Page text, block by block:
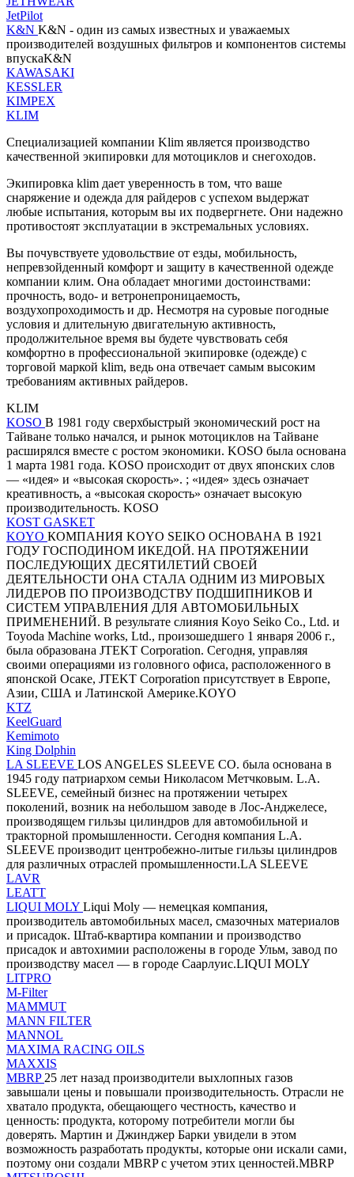
JetPilot
K&N K&N - один из самых известных и уважаемых
производителей воздушных фильтров и компонентов системы
впускаK&N
KAWASAKI
KESSLER
KIMPEX
KLIM
Специализацией компании Klim является производство
качественной экипировки для мотоциклов и снегоходов.
Экипировка klim дает уверенность в том, что ваше
снаряжение и одежда для райдеров с успехом выдержат
любые испытания, которым вы их подвергнете. Они надежно
противостоят эксплуатации в экстремальных условиях.
Вы почувствуете удовольствие от езды, мобильность,
непревзойденный комфорт и защиту в качественной одежде
компании клим. Она обладает многими достоинствами:
прочность, водо- и ветронепроницаемость,
воздухопроходимость и др. Несмотря на суровые погодные
условия и длительную двигательную активность,
продолжительное время вы будете чувствовать себя
комфортно в профессиональной экипировке (одежде) с
торговой маркой klim, ведь она отвечает самым высоким
требованиям активных райдеров.
KLIM
KOSO В 1981 году сверхбыстрый экономический рост на
Тайване только начался, и рынок мотоциклов на Тайване
расширялся вместе с ростом экономики. KOSO была основана
1 марта 1981 года. KOSO происходит от двух японских слов
— «идея» и «высокая скорость». ; «идея» здесь означает
креативность, а «высокая скорость» означает высокую
производительность. KOSO
KOST GASKET
KOYO КОМПАНИЯ KOYO SEIKO ОСНОВАНА В 1921
ГОДУ ГОСПОДИНОМ ИКЕДОЙ. НА ПРОТЯЖЕНИИ
ПОСЛЕДУЮЩИХ ДЕСЯТИЛЕТИЙ СВОЕЙ
ДЕЯТЕЛЬНОСТИ ОНА СТАЛА ОДНИМ ИЗ МИРОВЫХ
ЛИДЕРОВ ПО ПРОИЗВОДСТВУ ПОДШИПНИКОВ И
СИСТЕМ УПРАВЛЕНИЯ ДЛЯ АВТОМОБИЛЬНЫХ
ПРИМЕНЕНИЙ. В результате слияния Koyo Seiko Co., Ltd. и
Toyoda Machine works, Ltd., произошедшего 1 января 2006 г.,
была образована JTEKT Corporation. Сегодня, управляя
своими операциями из головного офиса, расположенного в
японской Осаке, JTEKT Corporation присутствует в Европе,
Азии, США и Латинской Америке.KOYO
KTZ
KeelGuard
Kemimoto
King Dolphin
LA SLEEVE LOS ANGELES SLEEVE CO. была основана в
1945 году патриархом семьи Николасом Метчковым. L.A.
SLEEVE, семейный бизнес на протяжении четырех
поколений, возник на небольшом заводе в Лос-Анджелесе,
производящем гильзы цилиндров для автомобильной и
тракторной промышленности. Сегодня компания L.A.
SLEEVE производит центробежно-литые гильзы цилиндров
для различных отраслей промышленности.LA SLEEVE
LAVR
LEATT
LIQUI MOLY Liqui Moly — немецкая компания,
производитель автомобильных масел, смазочных материалов
и присадок. Штаб-квартира компании и производство
присадок и автохимии расположены в городе Ульм, завод по
производству масел — в городе Саарлуис.LIQUI MOLY
LITPRO
M-Filter
MAMMUT
MANN FILTER
MANNOL
MAXIMA RACING OILS
MAXXIS
MBRP 25 лет назад производители выхлопных газов
завышали цены и повышали производительность. Отрасли не
хватало продукта, обещающего честность, качество и
ценность: продукта, которому потребители могли бы
доверять. Мартин и Джинджер Барки увидели в этом
возможность разработать продукты, которые они искали сами,
поэтому они создали MBRP с учетом этих ценностей.MBRP